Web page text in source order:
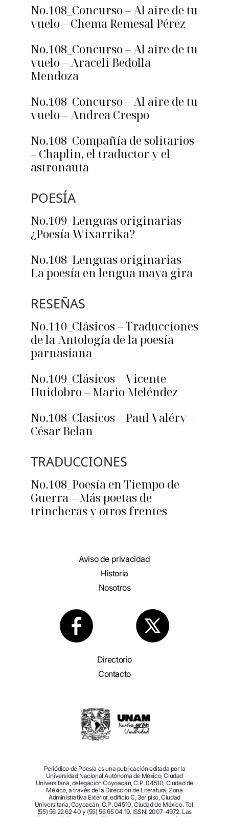
No.108_Concurso – Al aire de tu
vuelo – Chema Remesal Pérez
No.108_Concurso – Al aire de tu
vuelo – Araceli Bedolla
Mendoza
No.108_Concurso – Al aire de tu
vuelo – Andrea Crespo
No.108_Compañía de solitarios
– Chaplin, el traductor y el
astronauta
POESÍA
No.109_Lenguas originarias –
¿Poesía Wixarrika?
No.108_Lenguas originarias –
La poesía en lengua maya gira
RESEÑAS
No.110_Clásicos – Traducciones
de la Antología de la poesía
parnasiana
No.109_Clásicos – Vicente
Huidobro – Mario Meléndez
No.108_Clasicos – Paul Valéry –
César Belan
TRADUCCIONES
No.108_Poesía en Tiempo de
Guerra – Más poetas de
trincheras y otros frentes
Aviso de privacidad
Historia
Nosotros
Directorio
Contacto
Periódico de Poesía es una publicación editada por la
Universidad Nacional Autónoma de México, Ciudad
Universitaria, delegación Coyoacán, C.P. 04510, Ciudad de
México, a través de la Dirección de Literatura, Zona
Administrativa Exterior, edificio C, 3er piso, Ciudad
Universitaria, Coyoacán, C.P. 04510, Ciudad de México. Tel.
(55) 56 22 62 40 y (55) 56 65 04 19. ISSN: 2007-4972. Las